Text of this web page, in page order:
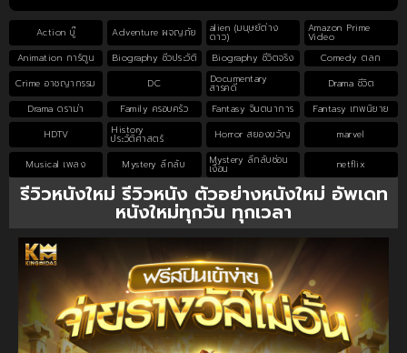
Action บู๊ Adventure ผจญภัย alien (มนุษย์ต่าง
ดาว)
Amazon Prime
Video
Animation การ์ตูน
Biography ชีวประวัติ Biography ชีวิตจริง
Comedy ตลก
Crime อาชญากรรม
DC Documentary
สารคดี
Drama ชีวิต
Drama ดราม่า
Family ครอบครัว Fantasy จินตนาการ
Fantasy เทพนิยาย
HDTV
History
ประวัติศาสตร์ Horror สยองขวัญ marvel
Musical เพลง Mystery ลึกลับ Mystery ลึกลับซ่อน
เงื่อน netflix
รีวิวหนังใหม่ รีวิวหนัง ตัวอย่างหนังใหม่ อัพเดท
หนังใหม่ทุกวัน ทุกเวลา